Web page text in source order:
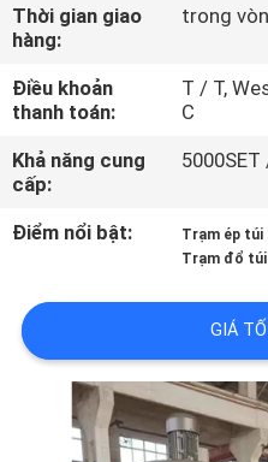
TÔI
THAM
QUAN
NHÀ
MÁY
KIỂM
SOÁT
CHẤT
LƯỢNG
Thời gian giao
hàng:
trong
Điều khoản
thanh toán:
T / T,
C
Khả năng cung
cấp:
5000SET
Điểm nổi bật: Trạm ép túi
Trạm đổ túi
GIÁ